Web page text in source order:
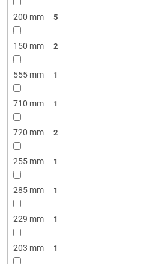
200 mm 5
150 mm 2
555 mm 1
710 mm 1
720 mm 2
255 mm 1
285 mm 1
229 mm 1
203 mm 1